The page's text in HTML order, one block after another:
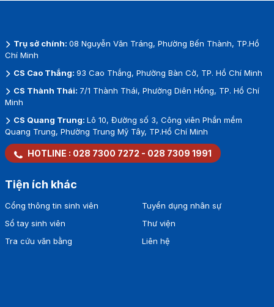
Trụ sở chính: 08 Nguyễn Văn Tráng, Phường Bến Thành, TP.Hồ
Chí Minh
CS Cao Thắng: 93 Cao Thắng, Phường Bàn Cờ, TP. Hồ Chí Minh
CS Thành Thái: 7/1 Thành Thái, Phường Diên Hồng, TP. Hồ Chí
Minh
CS Quang Trung: Lô 10, Đường số 3, Công viên Phần mềm
Quang Trung, Phường Trung Mỹ Tây, TP.Hồ Chí Minh
HOTLINE : 028 7300 7272 - 028 7309 1991
Tiện ích khác
Cổng thông tin sinh viên
Sổ tay sinh viên
Tra cứu văn bằng
Tuyển dụng nhân sự
Thư viện
Liên hệ